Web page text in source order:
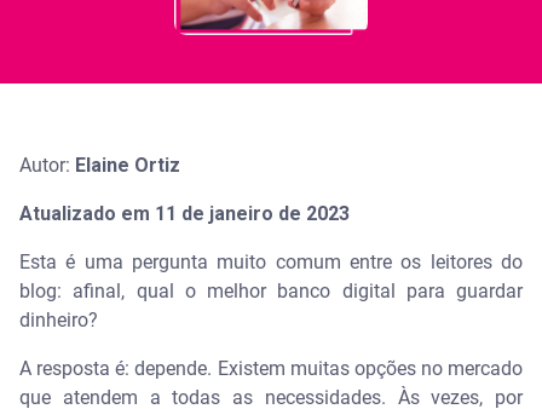
Autor: Elaine Ortiz
Atualizado em 11 de janeiro de 2023
Esta é uma pergunta muito comum entre os leitores do
blog: afinal, qual o melhor banco digital para guardar
dinheiro?
A resposta é: depende. Existem muitas opções no mercado
que atendem a todas as necessidades. Às vezes, por